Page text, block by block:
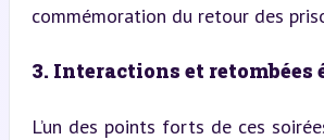
commémoration du retour des
3. Interactions et retombées
L’un des points forts de ces